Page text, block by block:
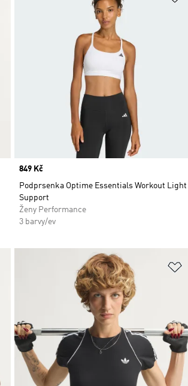
Price
849 Kč
Podprsenka Optime Essentials Workout Light
Support
Ženy Performance
3 barvy/ev
Přidat do seznamu přání